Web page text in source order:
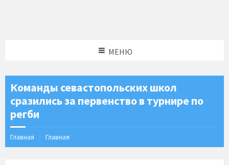
МЕНЮ
Команды севастопольских школ
сразились за первенство в турнире по
регби
Главная Главная